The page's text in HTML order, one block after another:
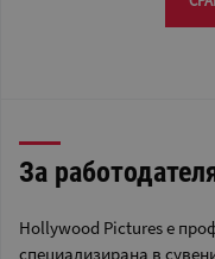
За
Hollywood Pictures е
специализирана в